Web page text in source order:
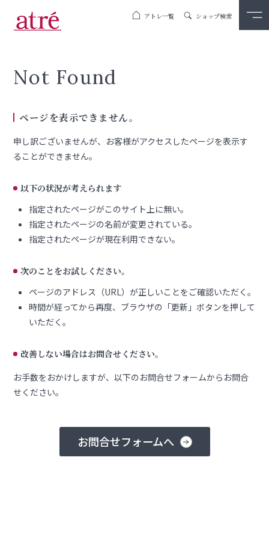
アトレ一覧 ショップ検索
Not Found
ページを表示できません。
申し訳ございませんが、お客様がアクセスしたページを表示す
ることができません。
以下の状況が考えられます
指定されたページがこのサイト上に無い。
指定されたページの名前が変更されている。
指定されたページが現在利用できない。
次のことをお試しください。
ページのアドレス（URL）が正しいことをご確認いただく。
時間が経ってから再度、ブラウザの「更新」ボタンを押して
いただく。
改善しない場合はお問合せください。
お手数をおかけしますが、以下のお問合せフォームからお問合
せください。
お問合せフォームへ